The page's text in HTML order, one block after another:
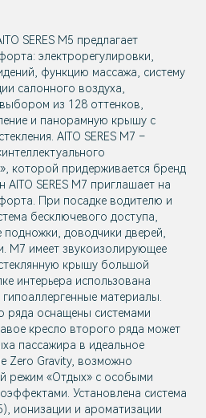
SERES M5 предлагает
электрорегулировки,
функцию массажа, систему
салонного воздуха,
из 128 оттенков,
и панорамную крышу с
AITO SERES M7 –
которой придерживается бренд
AITO SERES M7 приглашает на
При посадке водителю и
бесключевого доступа,
доводчики дверей,
М7 имеет звукоизолирующее
крышу большой
интерьера использована
материалы.
ряда оснащены системами
кресло второго ряда может
пассажира в идеальное
Zero Gravity, возможно
режим «Отдых» с особыми
Установлена система
ионизации и ароматизации